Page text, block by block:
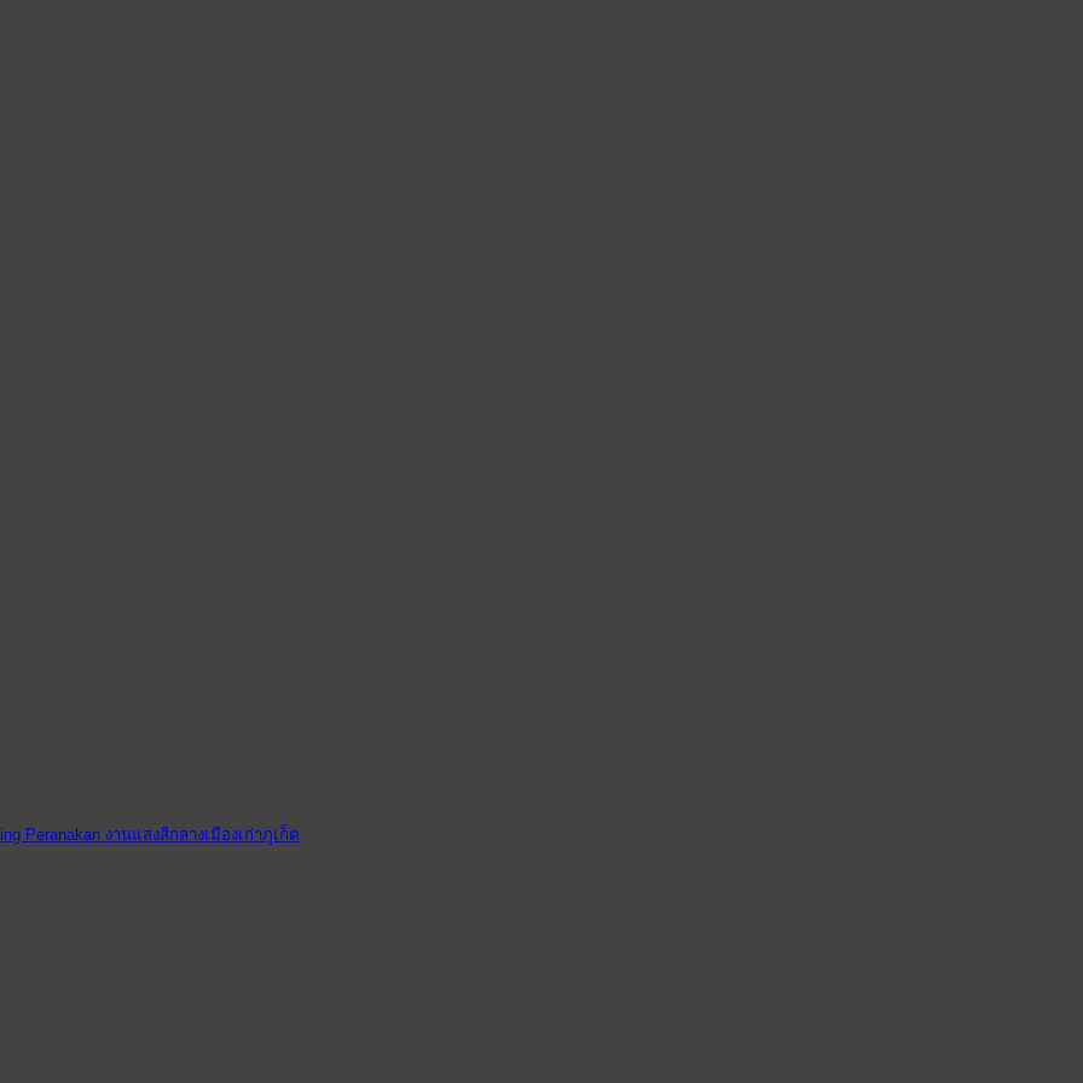
Peranakan งานแสงสีกลางเมืองเก่าภูเก็ต